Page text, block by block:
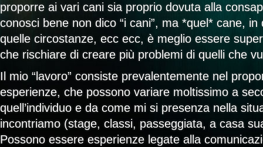
proporre ai vari cani sia proprio dovuta alla
conosci bene non dico “i cani”, ma *quel* cane, in
quelle circostanze, ecc ecc, è meglio essere
che rischiare di creare più problemi di quelli che
Il mio “lavoro” consiste prevalentemente nel
esperienze, che possono variare moltissimo a
quell’individuo e da come mi si presenza nella
incontriamo (stage, classi, passeggiata, a casa
Possono essere esperienze legate alla